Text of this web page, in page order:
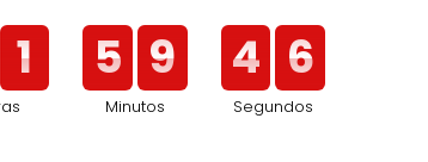
1
5 9
Minutos
4 5
Segundos